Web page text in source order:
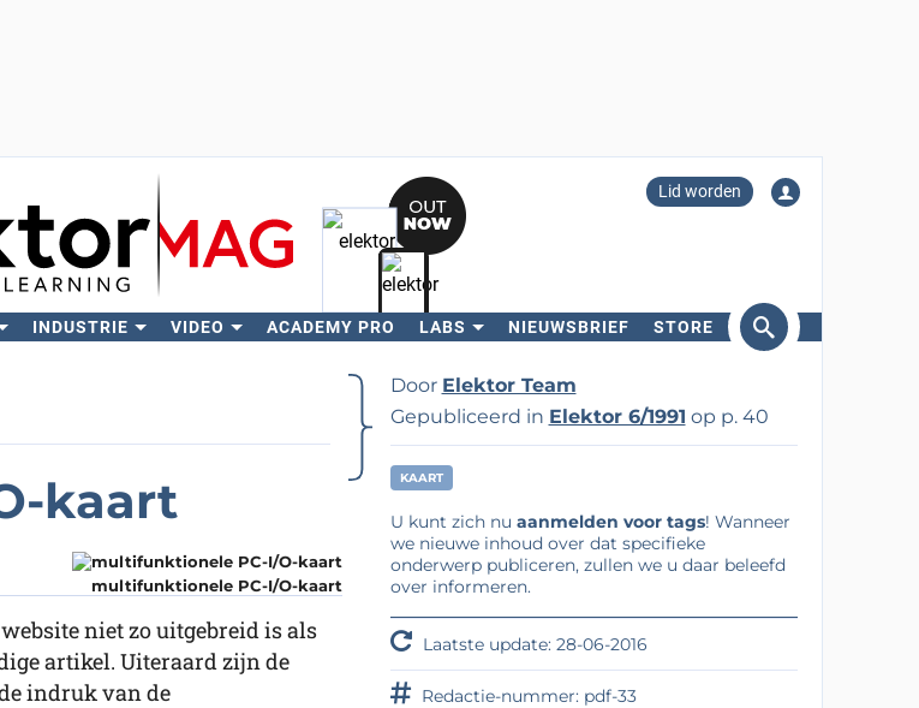
Lid worden
INDUSTRIE VIDEO ACADEMY PRO LABS NIEUWSBRIEF STORE
kaart
multifunktionele PC-I/O-kaart
niet zo uitgebreid is als
artikel. Uiteraard zijn de
indruk van de
Door Elektor Team
Gepubliceerd in Elektor 6/1991 op p. 40
KAART
U kunt zich nu aanmelden voor tags! Wanneer
we nieuwe inhoud over dat specifieke
onderwerp publiceren, zullen we u daar beleefd
over informeren.
Laatste update: 28-06-2016
Redactie-nummer: pdf-33